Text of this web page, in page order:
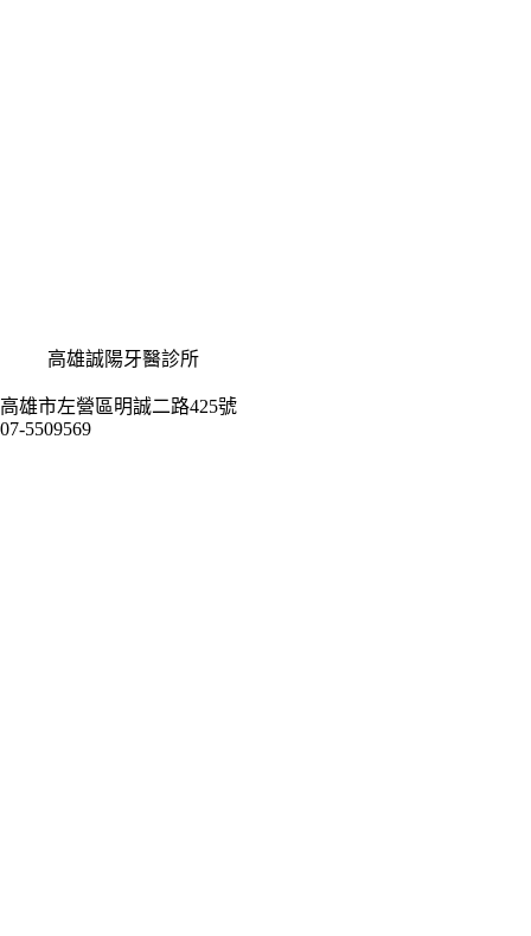
高雄誠陽牙醫診所
高雄市左營區明誠二路425號
07-5509569